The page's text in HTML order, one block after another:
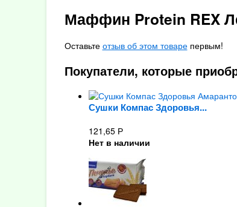
Маффин Protein REX
Оставьте отзыв об этом товарепервым!
Покупатели, которые
Сушки Компас Здоровья...
121,65 Р
Нет в наличии